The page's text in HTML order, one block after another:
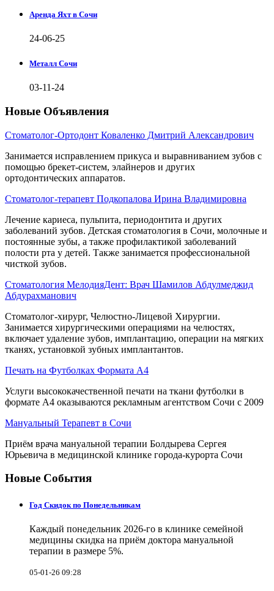
Аренда Яхт в Сочи
24-06-25
Металл Сочи
03-11-24
Новые Объявления
Стоматолог-Ортодонт Коваленко Дмитрий Александрович
Занимается исправлением прикуса и выравниванием зубов с
помощью брекет-систем, элайнеров и других
ортодонтических аппаратов.
Стоматолог-терапевт Подкопалова Ирина Владимировна
Лечение кариеса, пульпита, периодонтита и других
заболеваний зубов. Детская стоматология в Сочи, молочные и
постоянные зубы, а также профилактикой заболеваний
полости рта у детей. Также занимается профессиональной
чисткой зубов.
Стоматология МелодияДент: Врач Шамилов Абдулмеджид
Абдурахманович
Стоматолог-хирург, Челюстно-Лицевой Хирургии.
Занимается хирургическими операциями на челюстях,
включает удаление зубов, имплантацию, операции на мягких
тканях, установкой зубных имплантантов.
Печать на Футболках Формата А4
Услуги высококачественной печати на ткани футболки в
формате А4 оказываются рекламным агентством Сочи с 2009
Мануальный Терапевт в Сочи
Приём врача мануальной терапии Болдырева Сергея
Юрьевича в медицинской клинике города-курорта Сочи
Новые События
Год Скидок по Понедельникам
Каждый понедельник 2026-го в клинике семейной
медицины скидка на приём доктора мануальной
терапии в размере 5%.
05-01-26 09:28